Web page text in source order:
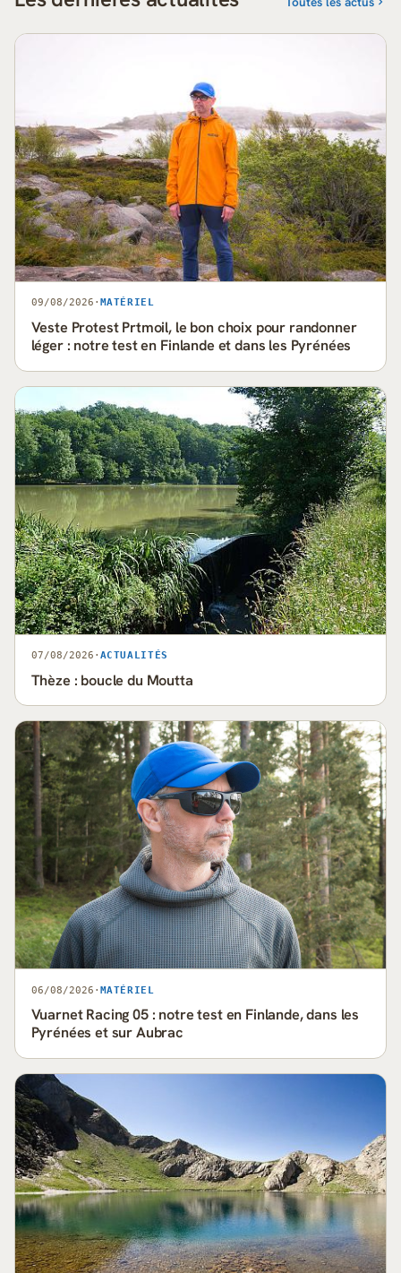
09/08/2026 · MATÉRIEL
Veste Protest Prtmoil, le bon choix pour randonner
léger : notre test en Finlande et dans les Pyrénées
07/08/2026 · ACTUALITÉS
Thèze : boucle du Moutta
06/08/2026 · MATÉRIEL
Vuarnet Racing 05 : notre test en Finlande, dans les
Pyrénées et sur Aubrac